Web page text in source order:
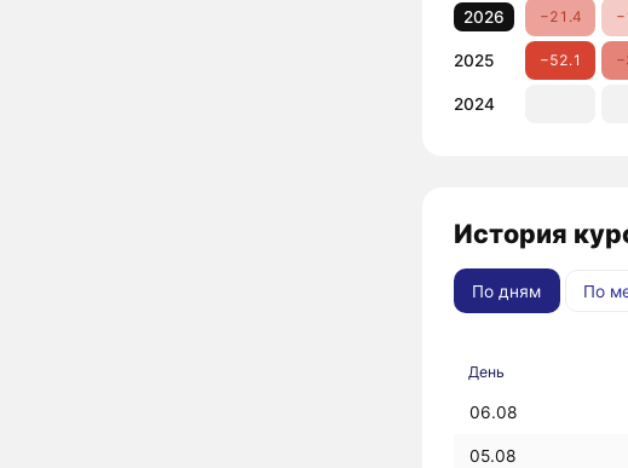
2026 −21.4
2025 −52.1
2024
История
По дням По
День
06.08
05.08